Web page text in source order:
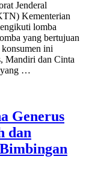
Jenderal
Kementerian
lomba
yang bertujuan
ini
Mandiri dan Cinta
yang …
Generus
dan